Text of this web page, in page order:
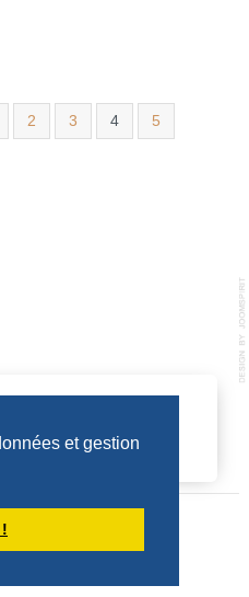
et gestion
2 3 4 5